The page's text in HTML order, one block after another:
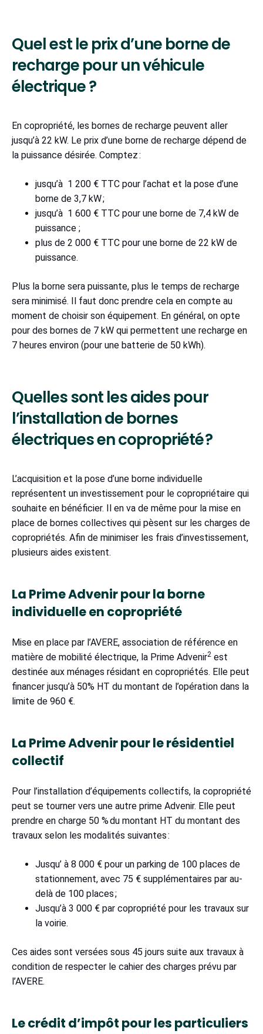
Quel est le prix d’une borne de
recharge pour un véhicule
électrique ?
En copropriété, les bornes de recharge peuvent aller
jusqu’à 22 kW. Le prix d’une borne de recharge dépend de
la puissance désirée. Comptez :
jusqu’à 1 200 € TTC pour l’achat et la pose d’une
borne de 3,7 kW ;
jusqu’à 1 600 € TTC pour une borne de 7,4 kW de
puissance ;
plus de 2 000 € TTC pour une borne de 22 kW de
puissance.
Plus la borne sera puissante, plus le temps de recharge
sera minimisé. Il faut donc prendre cela en compte au
moment de choisir son équipement. En général, on opte
pour des bornes de 7 kW qui permettent une recharge en
7 heures environ (pour une batterie de 50 kWh).
Quelles sont les aides pour
l’installation de bornes
électriques en copropriété ?
L’acquisition et la pose d’une borne individuelle
représentent un investissement pour le copropriétaire qui
souhaite en bénéficier. Il en va de même pour la mise en
place de bornes collectives qui pèsent sur les charges de
copropriétés. Afin de minimiser les frais d’investissement,
plusieurs aides existent.
La Prime Advenir pour la borne
individuelle en copropriété
Mise en place par l’AVERE, association de référence en
matière de mobilité électrique, la Prime Advenir2 est
destinée aux ménages résidant en copropriétés. Elle peut
financer jusqu’à 50% HT du montant de l’opération dans la
limite de 960 €.
La Prime Advenir pour le résidentiel
collectif
Pour l’installation d’équipements collectifs, la copropriété
peut se tourner vers une autre prime Advenir. Elle peut
prendre en charge 50 % du montant HT du montant des
travaux selon les modalités suivantes :
Jusqu’ à 8 000 € pour un parking de 100 places de
stationnement, avec 75 € supplémentaires par au-
delà de 100 places ;
Jusqu’à 3 000 € par copropriété pour les travaux sur
la voirie.
Ces aides sont versées sous 45 jours suite aux travaux à
condition de respecter le cahier des charges prévu par
l’AVERE.
Le crédit d’impôt pour les particuliers